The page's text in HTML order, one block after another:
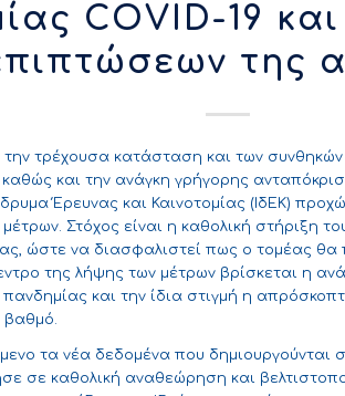
COVID-19
της
τρέχουσα κατάσταση και των
καθώς και την ανάγκη γρήγορης
Έρευνας και Καινοτομίας (ΙδΕΚ)
Στόχος είναι η καθολική στήριξη
ώστε να διασφαλιστεί πως ο τομέας
της λήψης των μέτρων βρίσκεται η
και την ίδια στιγμή η
βαθμό.
τα νέα δεδομένα που δημιουργούνται
σε καθολική αναθεώρηση και